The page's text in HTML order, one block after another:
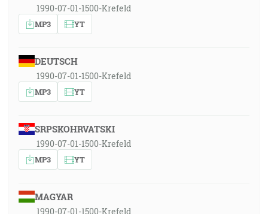
1990-07-01-1500-Krefeld
MP3 YT
DEUTSCH
1990-07-01-1500-Krefeld
MP3 YT
SRPSKOHRVATSKI
1990-07-01-1500-Krefeld
MP3 YT
MAGYAR
1990-07-01-1500-Krefeld